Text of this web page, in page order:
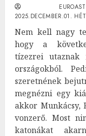
2025.DECEMBER.01.
Nem kell nagy
hogy a
tízezrei utaznak
országokból.
szeretnének
megnézni egy
akkor Munkácsy,
vonzerő. Most
katonákat